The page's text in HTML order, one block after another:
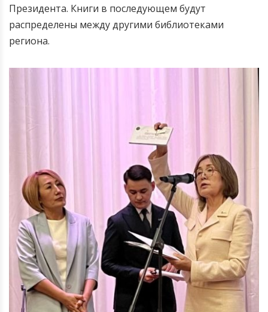
Президента. Книги в последующем будут
распределены между другими библиотеками
региона.